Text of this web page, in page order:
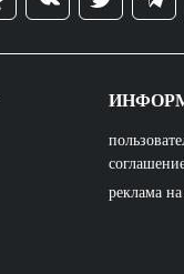
реклама на